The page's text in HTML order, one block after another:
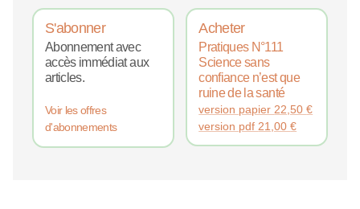
S'abonner
Abonnement avec
accès immédiat aux
articles.
Voir les offres
d'abonnements
Acheter
Pratiques N°111
Science sans
confiance n’est que
ruine de la santé
version papier 22,50€
version pdf 21,00€